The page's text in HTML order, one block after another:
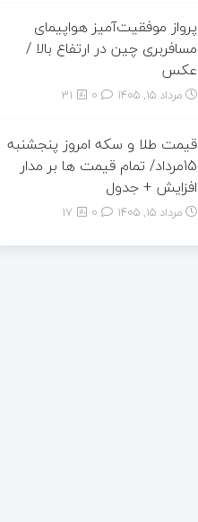
پرواز موفقیت‌آمیز هواپیمای
مسافربری چین در ارتفاع بالا /
عکس
مرداد ۱۵, ۱۴۰۵ 31
قیمت طلا و سکه امروز پنجشنبه
15مرداد/ تمام قیمت ها بر مدار
افزایش + جدول
مرداد ۱۵, ۱۴۰۵ 17